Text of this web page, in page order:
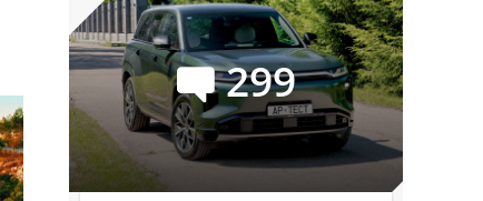
299